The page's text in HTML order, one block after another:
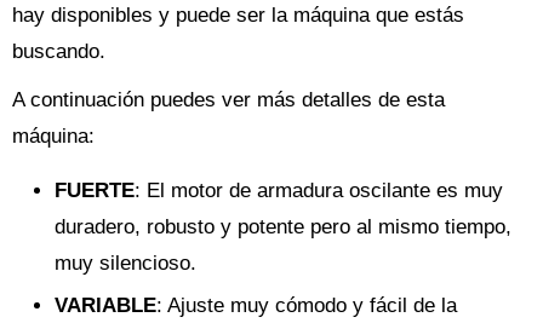
hay disponibles y puede ser la máquina que estás
buscando.
A continuación puedes ver más detalles de esta
máquina:
FUERTE: El motor de armadura oscilante es muy
duradero, robusto y potente pero al mismo tiempo,
muy silencioso.
VARIABLE: Ajuste muy cómodo y fácil de la